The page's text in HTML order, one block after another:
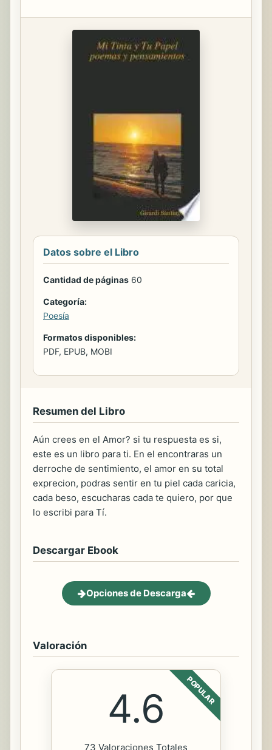
Datos sobre el Libro
Cantidad de páginas 60
Categoría:
Poesía
Formatos disponibles:
PDF, EPUB, MOBI
Resumen del Libro
Aún crees en el Amor? si tu respuesta es si,
este es un libro para ti. En el encontraras un
derroche de sentimiento, el amor en su total
exprecion, podras sentir en tu piel cada caricia,
cada beso, escucharas cada te quiero, por que
lo escribi para Tí.
Descargar Ebook
Opciones de Descarga
Valoración
POPULAR
4.6
73 Valoraciones Totales